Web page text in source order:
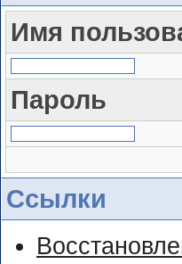
Имя
Пароль
Ссылки